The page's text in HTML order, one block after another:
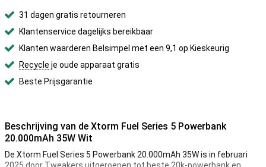
31 dagen gratis retourneren
Klantenservice dagelijks bereikbaar
Klanten waarderen Belsimpel met een 9,1 op Kieskeurig
Recycle je oude apparaat gratis
Beste Prijsgarantie
Beschrijving van de Xtorm Fuel Series 5 Powerbank
20.000mAh 35W Wit
De Xtorm Fuel Series 5 Powerbank 20.000mAh 35W is in februari